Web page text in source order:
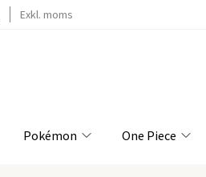
Exkl. moms
Pokémon One Piece